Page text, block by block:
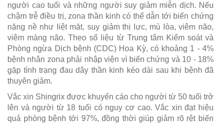
người cao tuổi và những người suy giảm miễn dịch. Nếu
chậm trễ điều trị, zona thần kinh có thể dẫn tới biến chứng
nặng nề như liệt mặt, suy giảm thị lực, mù lòa, viêm não,
viêm màng não. Theo số liệu từ Trung tâm Kiểm soát và
Phòng ngừa Dịch bệnh (CDC) Hoa Kỳ, có khoảng 1 - 4%
bệnh nhân zona phải nhập viện vì biến chứng và 10 - 18%
gặp tình trạng đau dây thần kinh kéo dài sau khi bệnh đã
thuyên giảm.
Vắc xin Shingrix được khuyến cáo cho người từ 50 tuổi trở
lên và người từ 18 tuổi có nguy cơ cao. Vắc xin đạt hiệu
quả phòng bệnh tới 97%, đồng thời giúp giảm rõ rệt biến